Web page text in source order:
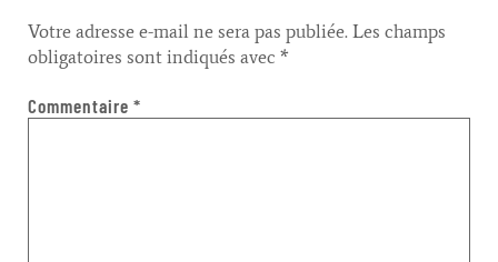
Votre adresse e-mail ne sera pas publiée.Les champs
obligatoires sont indiqués avec *
Commentaire *